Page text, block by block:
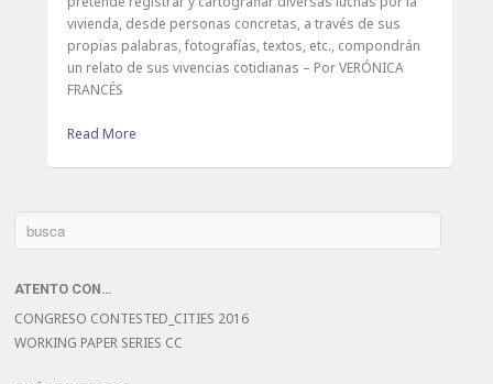
vivienda, desde personas concretas, a través de sus
propias palabras, fotografías, textos, etc., compondrán
un relato de sus vivencias cotidianas – Por VERÓNICA
FRANCÉS
Read More
ATENTO CON…
CONGRESO CONTESTED_CITIES 2016
WORKING PAPER SERIES CC